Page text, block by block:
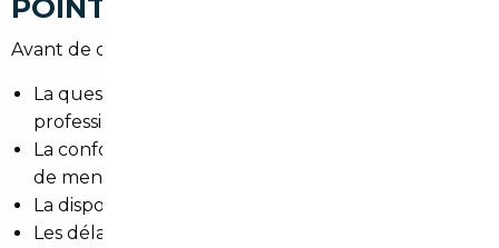
POINTS DE VIGILANCE
Avant de conclure, vérifiez :
La question de la TVA (particuliers vs
professionnels).
La conformité aux normes françaises et l'absence
de mentions de sinistres majeurs.
La disponibilité des pièces et garanties éventuelles.
Les délais et coûts d'immatriculation en